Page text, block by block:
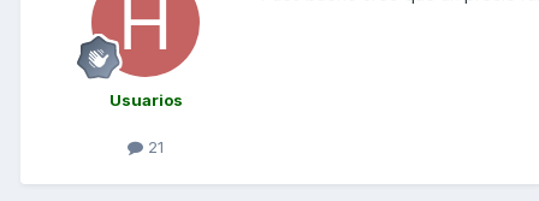
Usuarios
21